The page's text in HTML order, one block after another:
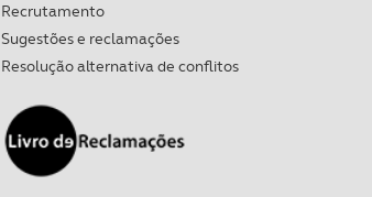
Recrutamento
Sugestões e reclamações
Resolução alternativa de conflitos